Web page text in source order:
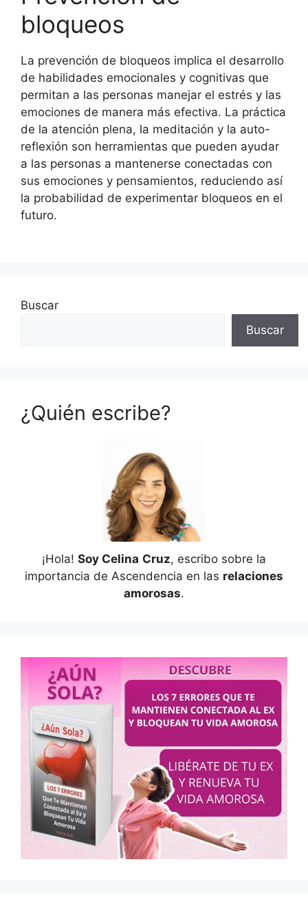
bloqueos
La prevención de bloqueos implica el desarrollo
de habilidades emocionales y cognitivas que
permitan a las personas manejar el estrés y las
emociones de manera más efectiva. La práctica
de la atención plena, la meditación y la auto-
reflexión son herramientas que pueden ayudar
a las personas a mantenerse conectadas con
sus emociones y pensamientos, reduciendo así
la probabilidad de experimentar bloqueos en el
futuro.
Buscar
Buscar
¿Quién escribe?
¡Hola! Soy Celina Cruz, escribo sobre la
importancia de Ascendencia en las relaciones
amorosas.